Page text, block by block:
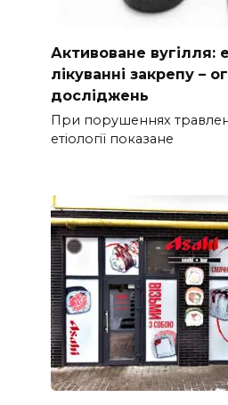
Активоване вугілля:
лікуванні закрепу –
досліджень
При порушеннях
етіології показане